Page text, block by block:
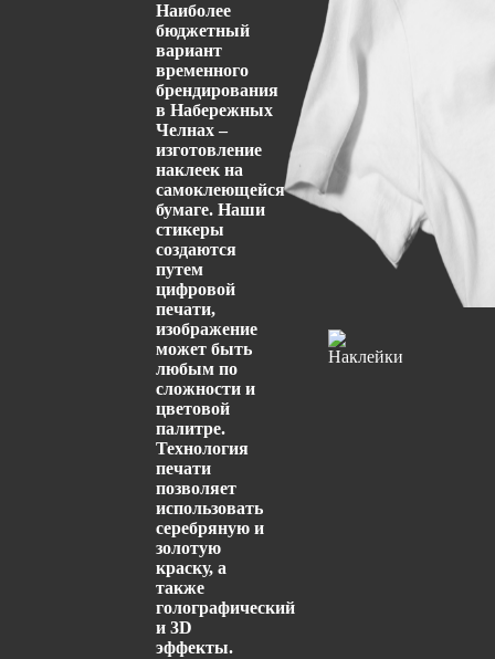
Наиболее
бюджетный
вариант
временного
брендирования
в Набережных
Челнах –
изготовление
наклеек на
самоклеющейся
бумаге.Наши
стикеры
создаются
путем
цифровой
печати,
изображение
может быть
любым по
сложности и
цветовой
палитре.
Технология
печати
позволяет
использовать
серебряную и
золотую
краску, а
также
голографический
и 3D
эффекты.